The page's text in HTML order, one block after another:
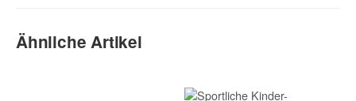
Ähnliche Artikel